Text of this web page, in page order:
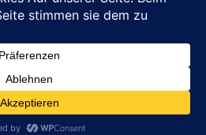
Pflege GmbH